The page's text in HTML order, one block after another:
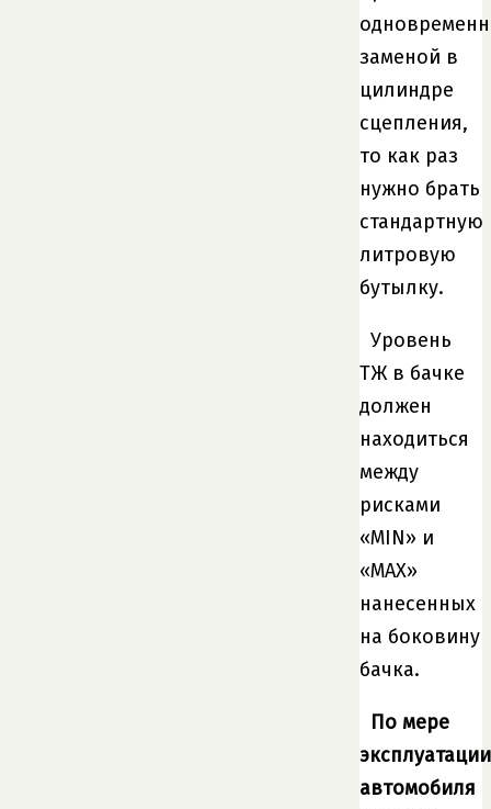
заменой в
цилиндре
сцепления,
то как раз
нужно брать
стандартную
литровую
бутылку.
Уровень
ТЖ в бачке
должен
находиться
между
рисками
«MIN» и
«МАХ»
нанесенных
на боковину
бачка.
По мере
эксплуатации
автомобиля